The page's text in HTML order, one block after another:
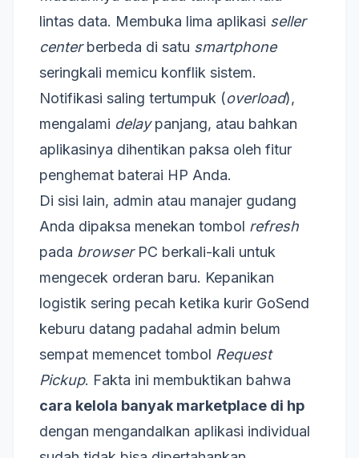
lintas data. Membuka lima aplikasi seller
centerberbeda di satu smartphone
seringkali memicu konflik sistem.
Notifikasi saling tertumpuk (overload),
mengalami delaypanjang, atau bahkan
aplikasinya dihentikan paksa oleh fitur
penghemat baterai HP Anda.
Di sisi lain, admin atau manajer gudang
Anda dipaksa menekan tombol refresh
pada browserPC berkali-kali untuk
mengecek orderan baru. Kepanikan
logistik sering pecah ketika kurir GoSend
keburu datang padahal admin belum
sempat memencet tombol Request
Pickup. Fakta ini membuktikan bahwa
cara kelola banyak marketplace di hp
dengan mengandalkan aplikasi individual